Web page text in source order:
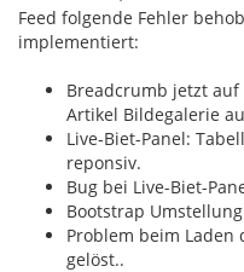
Feed folgende Fehler
implementiert:
Breadcrumb jetzt
Artikel Bildegalerie
Live-Biet-Panel:
reponsiv.
Bug bei Live-Biet-
Bootstrap
Problem beim Laden
gelöst..